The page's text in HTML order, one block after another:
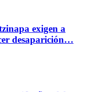
exigen a
desaparición…